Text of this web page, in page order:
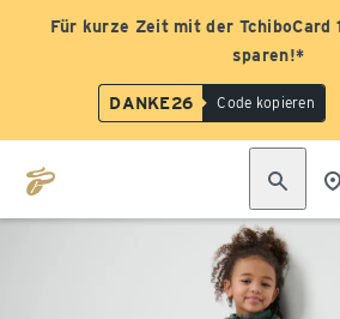
Für kurze Zeit mit der TchiboCard
sparen!*
DANKE26 Code kopieren